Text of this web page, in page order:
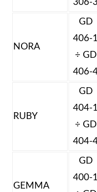
306-3
NORA
GD
406-1
÷ GD
406-
RUBY
GD
404-1
÷ GD
404-
GEMMA
GD
400-1